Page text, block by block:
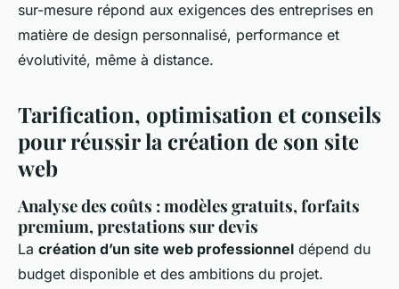
sur-mesure répond aux exigences des entreprises en
matière de design personnalisé, performance et
évolutivité, même à distance.
Tarification, optimisation et conseils
pour réussir la création de son site
web
Analyse des coûts : modèles gratuits, forfaits
premium, prestations sur devis
La création d’un site web professionnel dépend du
budget disponible et des ambitions du projet.